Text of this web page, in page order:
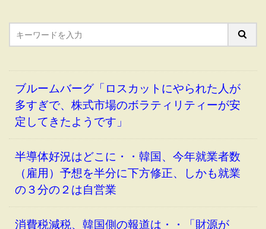
ブルームバーグ「ロスカットにやられた人が
多すぎで、株式市場のボラティリティーが安
定してきたようです」
半導体好況はどこに・・韓国、今年就業者数
（雇用）予想を半分に下方修正、しかも就業
の３分の２は自営業
消費税減税、韓国側の報道は・・「財源が